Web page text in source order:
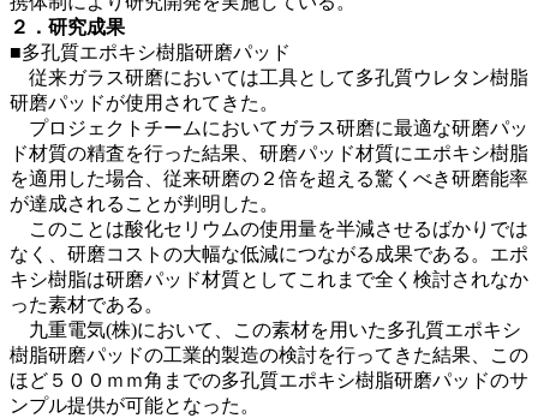
２．研究成果
■多孔質エポキシ樹脂研磨パッド
従来ガラス研磨においては工具として多孔質ウレタン樹脂
研磨パッドが使用されてきた。
プロジェクトチームにおいてガラス研磨に最適な研磨パッ
ド材質の精査を行った結果、研磨パッド材質にエポキシ樹脂
を適用した場合、従来研磨の２倍を超える驚くべき研磨能率
が達成されることが判明した。
このことは酸化セリウムの使用量を半減させるばかりでは
なく、研磨コストの大幅な低減につながる成果である。エポ
キシ樹脂は研磨パッド材質としてこれまで全く検討されなか
った素材である。
九重電気(株)において、この素材を用いた多孔質エポキシ
樹脂研磨パッドの工業的製造の検討を行ってきた結果、この
ほど５００ｍｍ角までの多孔質エポキシ樹脂研磨パッドのサ
ンプル提供が可能となった。